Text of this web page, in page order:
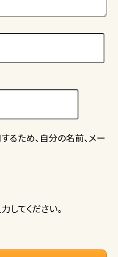
るため、自分の名前、メー
してください。